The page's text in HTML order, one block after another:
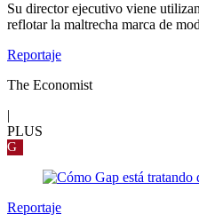
Su director ejecutivo viene
reflotar la maltrecha marca de
Reportaje
The Economist
|
PLUS
G
Reportaje